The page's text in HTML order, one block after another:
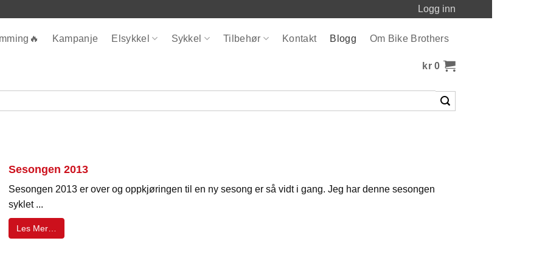
Logg inn
Kampanje Elsykkel Sykkel Tilbehør Kontakt Blogg Om Bike Brothers
kr 0
Sesongen 2013
Sesongen 2013 er over og oppkjøringen til en ny sesong er så vidt i gang. Jeg har denne sesongen
syklet ...
Les Mer…